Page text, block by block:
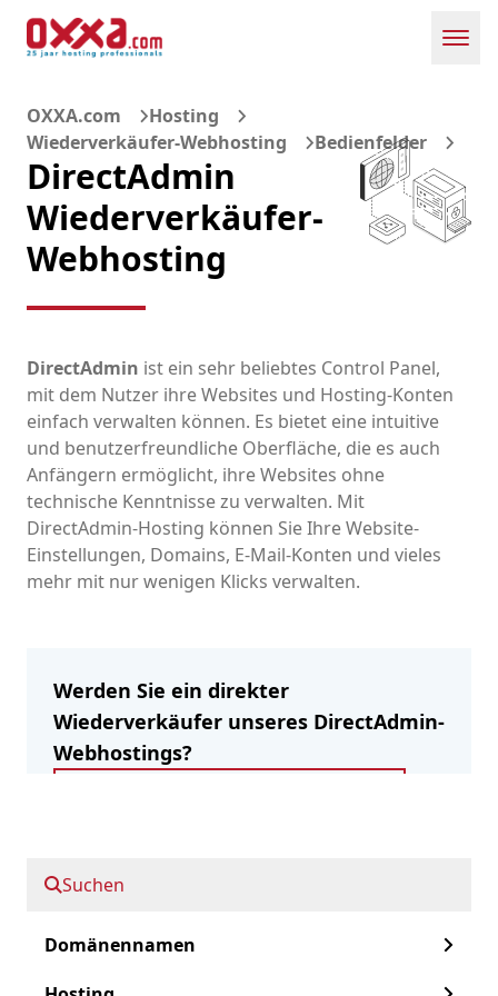
Domänennamen
Suchen
OXXA.com
Hosting
Wiederverkäufer-Webhosting
Bedienfelder
DirectAdmin
Wiederverkäufer-
Webhosting
DirectAdmin ist ein sehr beliebtes Control Panel,
mit dem Nutzer ihre Websites und Hosting-Konten
einfach verwalten können. Es bietet eine intuitive
und benutzerfreundliche Oberfläche, die es auch
Anfängern ermöglicht, ihre Websites ohne
technische Kenntnisse zu verwalten. Mit
DirectAdmin-Hosting können Sie Ihre Website-
Einstellungen, Domains, E-Mail-Konten und vieles
mehr mit nur wenigen Klicks verwalten.
Werden Sie ein direkter
Wiederverkäufer unseres DirectAdmin-
Webhostings?
Spulen Sie vor: